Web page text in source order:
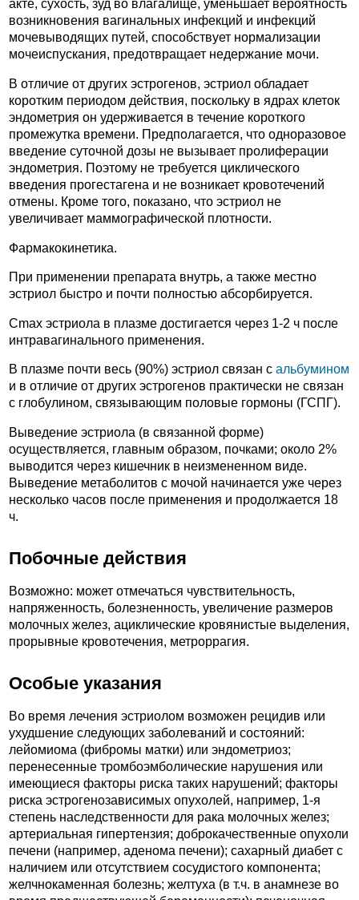
акте, сухость, зуд во влагалище, уменьшает вероятность
возникновения вагинальных инфекций и инфекций
мочевыводящих путей, способствует нормализации
мочеиспускания, предотвращает недержание мочи.
В отличие от других эстрогенов, эстриол обладает
коротким периодом действия, поскольку в ядрах клеток
эндометрия он удерживается в течение короткого
промежутка времени. Предполагается, что одноразовое
введение суточной дозы не вызывает пролиферации
эндометрия. Поэтому не требуется циклического
введения прогестагена и не возникает кровотечений
отмены. Кроме того, показано, что эстриол не
увеличивает маммографической плотности.
Фармакокинетика.
При применении препарата внутрь, а также местно
эстриол быстро и почти полностью абсорбируется.
Сmax эстриола в плазме достигается через 1-2 ч после
интравагинального применения.
В плазме почти весь (90%) эстриол связан с альбумином
и в отличие от других эстрогенов практически не связан
с глобулином, связывающим половые гормоны (ГСПГ).
Выведение эстриола (в связанной форме)
осуществляется, главным образом, почками; около 2%
выводится через кишечник в неизмененном виде.
Выведение метаболитов с мочой начинается уже через
несколько часов после применения и продолжается 18
ч.
Побочные действия
Возможно: может отмечаться чувствительность,
напряженность, болезненность, увеличение размеров
молочных желез, ациклические кровянистые выделения,
прорывные кровотечения, метроррагия.
Особые указания
Во время лечения эстриолом возможен рецидив или
ухудшение следующих заболеваний и состояний:
лейомиома (фибромы матки) или эндометриоз;
перенесенные тромбоэмболические нарушения или
имеющиеся факторы риска таких нарушений; факторы
риска эстрогенозависимых опухолей, например, 1-я
степень наследственности для рака молочных желез;
артериальная гипертензия; доброкачественные опухоли
печени (например, аденома печени); сахарный диабет с
наличием или отсутствием сосудистого компонента;
желчнокаменная болезнь; желтуха (в т.ч. в анамнезе во